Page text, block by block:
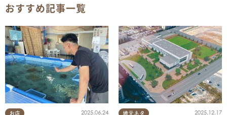
おすすめ記事一覧
お店 2025.06.24 地元ネタ 2025.12.17